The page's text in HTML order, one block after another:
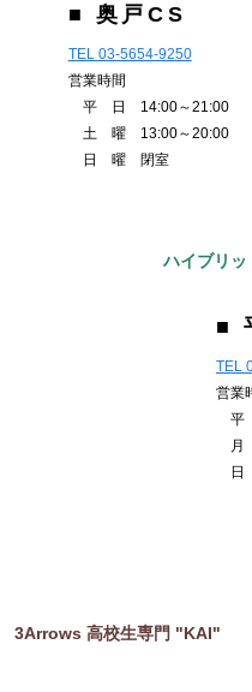
■ 奥戸CS
TEL 03-5654-9250
営業時間
平 日 14:00～21:00
土 曜 13:00～20:00
日 曜 閉室
ハイブリッ
■
TEL
営業
平
月
日
3Arrows 高校生専門 "KAI"